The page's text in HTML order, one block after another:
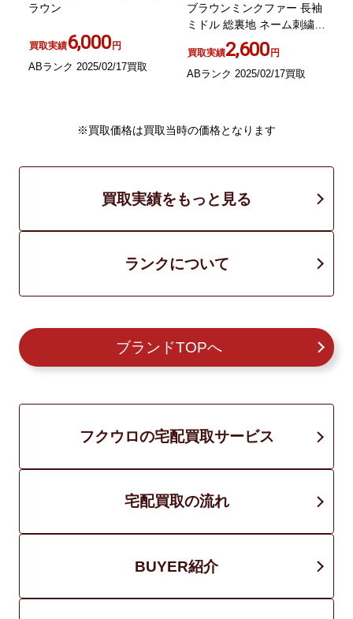
ラウン
買取実績6,000円
ABランク 2025/02/17買取
ブラウンミンクファー 長袖
ミドル 総裏地 ネーム刺繍入
り 茶 ブラウン
買取実績2,600円
ABランク 2025/02/17買取
※買取価格は買取当時の価格となります
買取実績をもっと見る
ランクについて
ブランドTOPへ
フクウロの宅配買取サービス
宅配買取の流れ
BUYER紹介